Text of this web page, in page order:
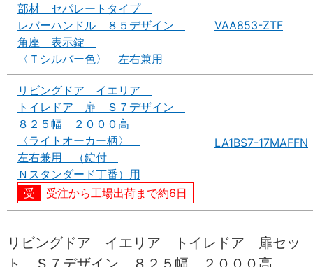
部材 セパレートタイプ
レバーハンドル ８５デザイン
角座 表示錠
〈Ｔシルバー色〉 左右兼用
VAA853-ZTF
リビングドア イエリア
トイレドア 扉 Ｓ７デザイン
８２５幅 ２０００高
〈ライトオーカー柄〉
左右兼用 （錠付
Ｎスタンダード丁番）用
受注から工場出荷まで約6日
LA1BS7-17MAFFN
リビングドア イエリア トイレドア 扉セッ
ト Ｓ７デザイン ８２５幅 ２０００高